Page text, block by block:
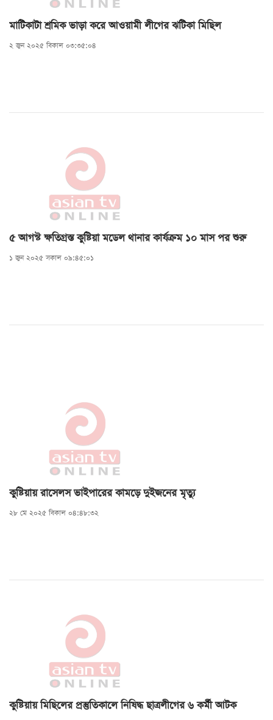
মাটিকাটা শ্রমিক ভাড়া করে আওয়ামী লীগের ঝটিকা মিছিল
২ জুন ২০২৫ বিকাল ০৩:৩৫:০৪
৫ আগস্ট ক্ষতিগ্রস্ত কুষ্টিয়া মডেল থানার কার্যক্রম ১০ মাস পর শুরু
১ জুন ২০২৫ সকাল ০৯:৪৫:০১
কুষ্টিয়ায় রাসেলস ভাইপারের কামড়ে দুইজনের মৃত্যু
২৮ মে ২০২৫ বিকাল ০৪:৪৮:৩২
কুষ্টিয়ায় মিছিলের প্রস্তুতিকালে নিষিদ্ধ ছাত্রলীগের ৬ কর্মী আটক